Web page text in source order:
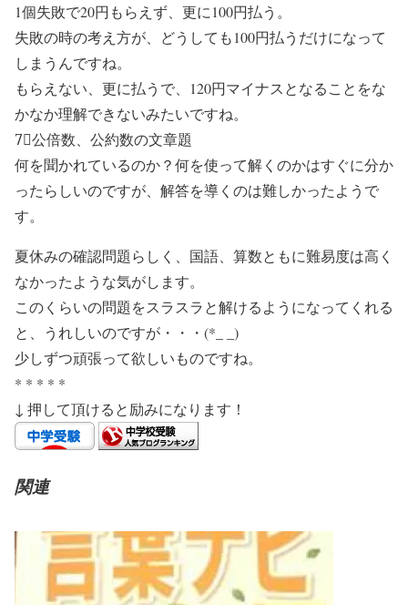
1個失敗で20円もらえず、更に100円払う。
失敗の時の考え方が、どうしても100円払うだけになって
しまうんですね。
もらえない、更に払うで、120円マイナスとなることをな
かなか理解できないみたいですね。
7⃣公倍数、公約数の文章題
何を聞かれているのか？何を使って解くのかはすぐに分か
ったらしいのですが、解答を導くのは難しかったようで
す。
夏休みの確認問題らしく、国語、算数ともに難易度は高く
なかったような気がします。
このくらいの問題をスラスラと解けるようになってくれる
と、うれしいのですが・・・(*_ _)
少しずつ頑張って欲しいものですね。
* * * * *
↓ 押して頂けると励みになります！
関連